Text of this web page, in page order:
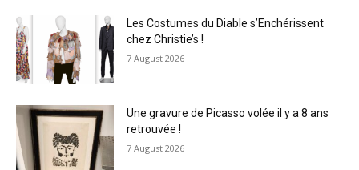
Les Costumes du Diable s’Enchérissent
chez Christie’s !
7 August 2026
Une gravure de Picasso volée il y a 8 ans
retrouvée !
7 August 2026